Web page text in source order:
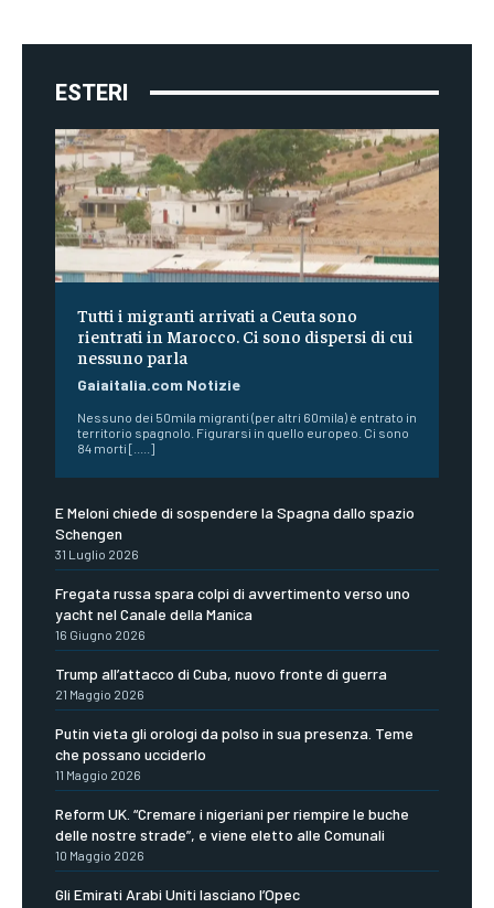
ESTERI
Tutti i migranti arrivati a Ceuta sono
rientrati in Marocco. Ci sono dispersi di cui
nessuno parla
Gaiaitalia.com Notizie
Nessuno dei 50mila migranti (per altri 60mila) è entrato in
territorio spagnolo. Figurarsi in quello europeo. Ci sono
84 morti [.....]
E Meloni chiede di sospendere la Spagna dallo spazio
Schengen
31 Luglio 2026
Fregata russa spara colpi di avvertimento verso uno
yacht nel Canale della Manica
16 Giugno 2026
Trump all’attacco di Cuba, nuovo fronte di guerra
21 Maggio 2026
Putin vieta gli orologi da polso in sua presenza. Teme
che possano ucciderlo
11 Maggio 2026
Reform UK. “Cremare i nigeriani per riempire le buche
delle nostre strade”, e viene eletto alle Comunali
10 Maggio 2026
Gli Emirati Arabi Uniti lasciano l’Opec